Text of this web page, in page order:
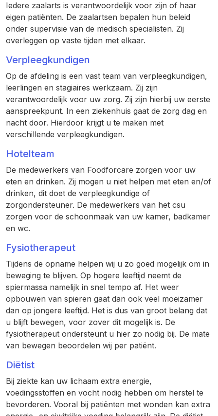
Iedere zaalarts is verantwoordelijk voor zijn of haar
eigen patiënten. De zaalartsen bepalen hun beleid
onder supervisie van de medisch specialisten. Zij
overleggen op vaste tijden met elkaar.
Verpleegkundigen
Op de afdeling is een vast team van verpleegkundigen,
leerlingen en stagiaires werkzaam. Zij zijn
verantwoordelijk voor uw zorg. Zij zijn hierbij uw eerste
aanspreekpunt. In een ziekenhuis gaat de zorg dag en
nacht door. Hierdoor krijgt u te maken met
verschillende verpleegkundigen.
Hotelteam
De medewerkers van Foodforcare zorgen voor uw
eten en drinken. Zij mogen u niet helpen met eten en/of
drinken, dit doet de verpleegkundige of
zorgondersteuner. De medewerkers van het csu
zorgen voor de schoonmaak van uw kamer, badkamer
en wc.
Fysiotherapeut
Tijdens de opname helpen wij u zo goed mogelijk om in
beweging te blijven. Op hogere leeftijd neemt de
spiermassa namelijk in snel tempo af. Het weer
opbouwen van spieren gaat dan ook veel moeizamer
dan op jongere leeftijd. Het is dus van groot belang dat
u blijft bewegen, voor zover dit mogelijk is. De
fysiotherapeut ondersteunt u hier zo nodig bij. De mate
van bewegen beoordelen wij per patiënt.
Diëtist
Bij ziekte kan uw lichaam extra energie,
voedingsstoffen en vocht nodig hebben om herstel te
bevorderen. Vooral bij patiënten met wonden kan extra